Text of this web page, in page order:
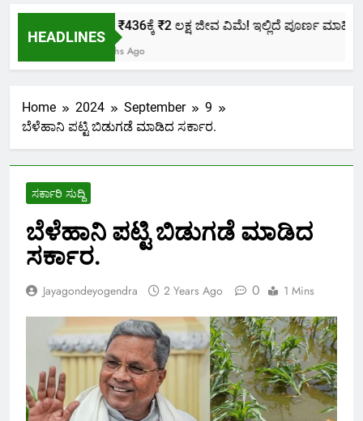
HEADLINES
ಕೇವಲ ₹436ಕ್ಕೆ ₹2 ಲಕ್ಷ ಜೀವ ವಿಮೆ! ಇಲ್ಲಿದೆ ಪೂರ್ಣ ಮಾಹಿತಿ.
2 Months Ago
Home 2024 September
9
ಬೆಳೆಹಾನಿ ಪಟ್ಟಿ ಬಿಡುಗಡೆ ಮಾಡಿದ ಸರ್ಕಾರ.
ಸರ್ಕಾರಿ ಸುದ್ದಿ
ಬೆಳೆಹಾನಿ ಪಟ್ಟಿ ಬಿಡುಗಡೆ ಮಾಡಿದ
ಸರ್ಕಾರ.
Jayagondeyogendra 2 Years Ago 0 1 Mins